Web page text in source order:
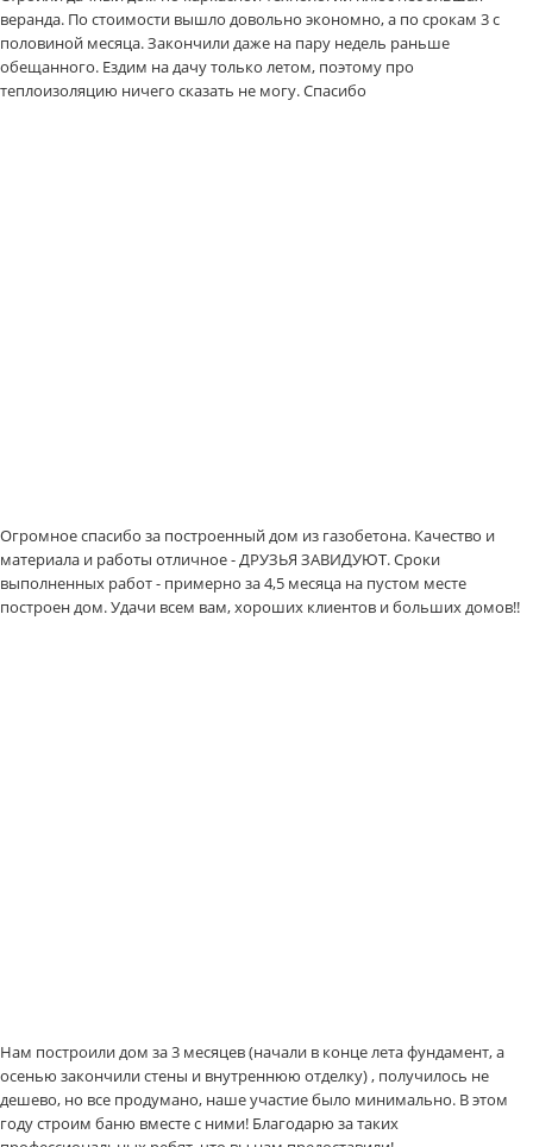
веранда. По стоимости вышло довольно экономно, а по срокам 3 с
половиной месяца. Закончили даже на пару недель раньше
обещанного. Ездим на дачу только летом, поэтому про
теплоизоляцию ничего сказать не могу. Спасибо
Огромное спасибо за построенный дом из газобетона. Качество и
материала и работы отличное - ДРУЗЬЯ ЗАВИДУЮТ. Сроки
выполненных работ - примерно за 4,5 месяца на пустом месте
построен дом. Удачи всем вам, хороших клиентов и больших домов!!
Нам построили дом за 3 месяцев (начали в конце лета фундамент, а
осенью закончили стены и внутреннюю отделку) , получилось не
дешево, но все продумано, наше участие было минимально. В этом
году строим баню вместе с ними! Благодарю за таких